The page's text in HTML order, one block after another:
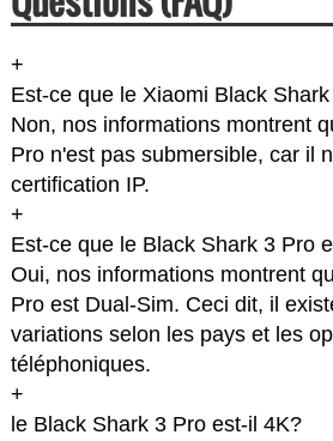
+
Est-ce que le Xiaomi Black
Non, nos informations montrent
Pro n'est pas submersible, car il
certification IP.
+
Est-ce que le Black Shark 3 Pro
Oui, nos informations montrent
Pro est Dual-Sim. Ceci dit, il
variations selon les pays et les
téléphoniques.
+
le Black Shark 3 Pro est-il 4K?